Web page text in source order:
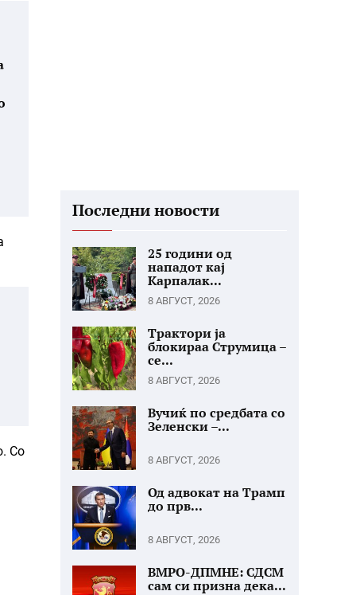
Со
Последни новости
25 години од
нападот кај
Карпалак...
8 АВГУСТ, 2026
Трактори ја
блокираа Струмица –
се...
8 АВГУСТ, 2026
Вучиќ по средбата со
Зеленски –...
8 АВГУСТ, 2026
Од адвокат на Трамп
до прв...
8 АВГУСТ, 2026
ВМРО-ДПМНЕ: СДСМ
сам си призна дека...